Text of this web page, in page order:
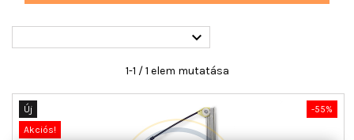

1-1 / 1 elem mutatása
-55%
Új
Akciós!